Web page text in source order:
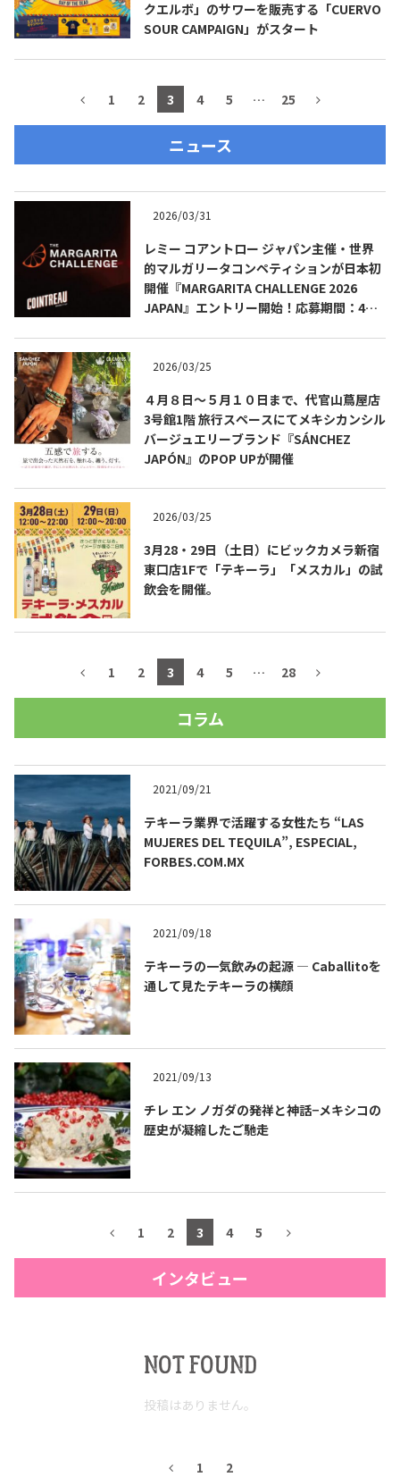
クエルボ」のサワーを販売する「CUERVO
SOUR CAMPAIGN」がスタート
1 2 3 4 5 … 25
ニュース
2026/03/31
レミー コアントロー ジャパン主催・世界
的マルガリータコンペティションが日本初
開催『MARGARITA CHALLENGE 2026
JAPAN』エントリー開始！応募期間：4月1
2026/03/25
４月８日～５月１０日まで、代官山蔦屋店
3号館1階 旅行スペースにてメキシカンシル
バージュエリーブランド『SÁNCHEZ
JAPÓN』のPOP UPが開催
2026/03/25
3月28・29日（土日）にビックカメラ新宿
東口店1Fで「テキーラ」「メスカル」の試
飲会を開催。
1 2 3 4 5 … 28
コラム
2021/09/21
テキーラ業界で活躍する女性たち “LAS
MUJERES DEL TEQUILA”, ESPECIAL,
FORBES.COM.MX
2021/09/18
テキーラの一気飲みの起源 ― Caballitoを
通して見たテキーラの横顔
2021/09/13
チレ エン ノガダの発祥と神話−メキシコの
歴史が凝縮したご馳走
1 2 3 4 5
インタビュー
NOT FOUND
投稿はありません。
1 2